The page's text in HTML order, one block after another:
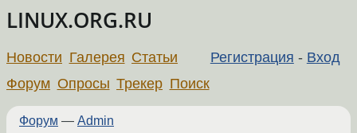
LINUX.ORG.RU
Регистрация - Вход
Новости Галерея Статьи
Форум Опросы Трекер Поиск
Форум — Admin